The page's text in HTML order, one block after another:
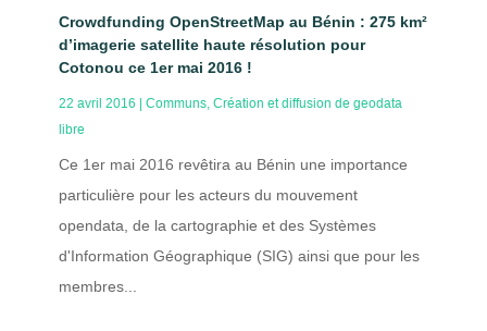
Crowdfunding OpenStreetMap au Bénin : 275 km²
d’imagerie satellite haute résolution pour
Cotonou ce 1er mai 2016 !
22 avril 2016 Communs, Création et diffusion de geodata
libre
Ce 1er mai 2016 revêtira au Bénin une importance
particulière pour les acteurs du mouvement
opendata, de la cartographie et des Systèmes
d'Information Géographique (SIG) ainsi que pour les
membres...